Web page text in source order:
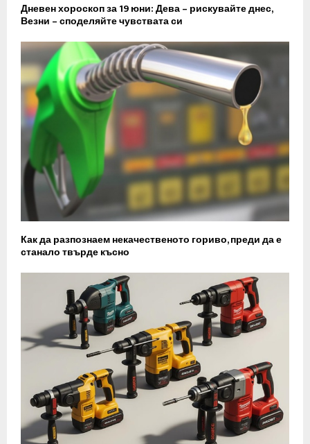
Дневен хороскоп за 19 юни: Дева – рискувайте днес,
Везни – споделяйте чувствата си
Как да разпознаем некачественото гориво, преди да е
станало твърде късно